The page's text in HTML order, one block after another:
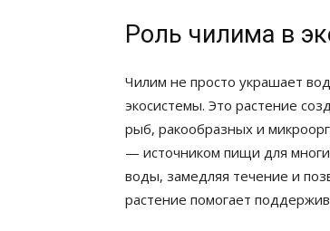
Роль чилима в
Чилим не просто украшает
экосистемы. Это растение
рыб, ракообразных и
— источником пищи для
воды, замедляя течение и
растение помогает